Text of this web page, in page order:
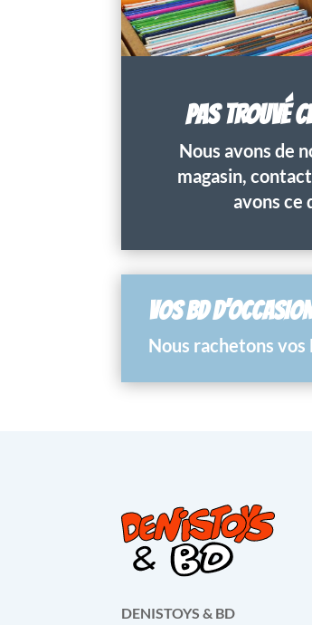
PAS TROUVÉ
Nous avons de
magasin,
avons ce
VOS BD
Nous rachetons
DENISTOYS & BD